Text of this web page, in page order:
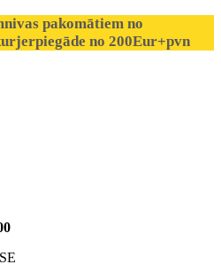
pakomātiem no
no 200Eur+pvn